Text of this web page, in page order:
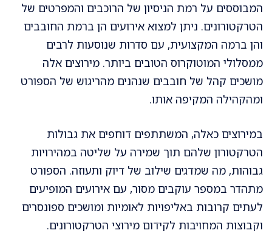
המבוססים על רמת הניסיון של הרוכבים והמפרטים של
הטרקטורונים. ניתן למצוא אירועים הן ברמת החובבים
והן ברמה המקצועית, עם סדרות שנוסעות לרבים
ממסלולי המוטוקרוס הטובים ביותר. מירוצים אלה
מושכים קהל של חובבים שנהנים מהריגוש של הספורט
ומהקהילה המקיפה אותו.
במירוצים כאלה, המשתתפים דוחפים את גבולות
הטרקטורון שלהם תוך שמירה על שליטה במהירויות
גבוהות, מה שמדגים שילוב של דיוק ותעוזה. הספורט
מתהדר במספר עוקבים מסור, עם אירועים המופיעים
לעתים קרובות באליפויות לאומיות ומושכים ספונסרים
וקבוצות המחויבות לקידום מירוצי הטרקטורונים.